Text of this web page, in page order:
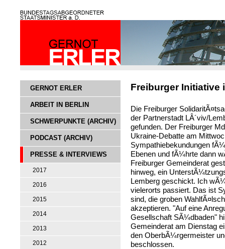
GERNOT ERLER
ARBEIT IN BERLIN
SCHWERPUNKTE (ARCHIV)
PODCAST (ARCHIV)
PRESSE & INTERVIEWS
2017
2016
2015
2014
2013
2012
Freiburger Initiative
Die Freiburger
der Partnerstadt LÂ´viv/
gefunden. Der Freiburger
Ukraine-Debatte am
Sympathiebekundungen
Ebenen und fÃ¼hrte dann
Freiburger Gemeinderat
hinweg, ein
Lemberg geschickt. Ich
vielerorts passiert. Das ist
sind, die groben
akzeptieren. "Auf eine
Gesellschaft SÃ¼dbaden"
Gemeinderat am Dienstag
den OberbÃ¼rgermeister
beschlossen.